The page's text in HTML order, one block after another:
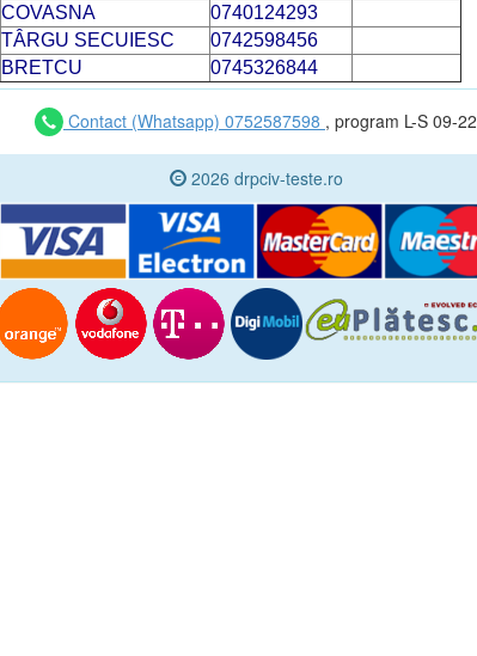
COVASNA
0740124293
TÂRGU SECUIESC
0742598456
BRETCU 0745326844
Contact (Whatsapp) 0752587598 , program L-S 09-22
2026 drpciv-teste.ro